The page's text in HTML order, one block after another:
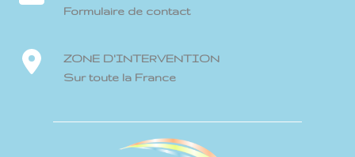
Formulaire de contact
ZONE D'INTERVENTION
Sur toute la France